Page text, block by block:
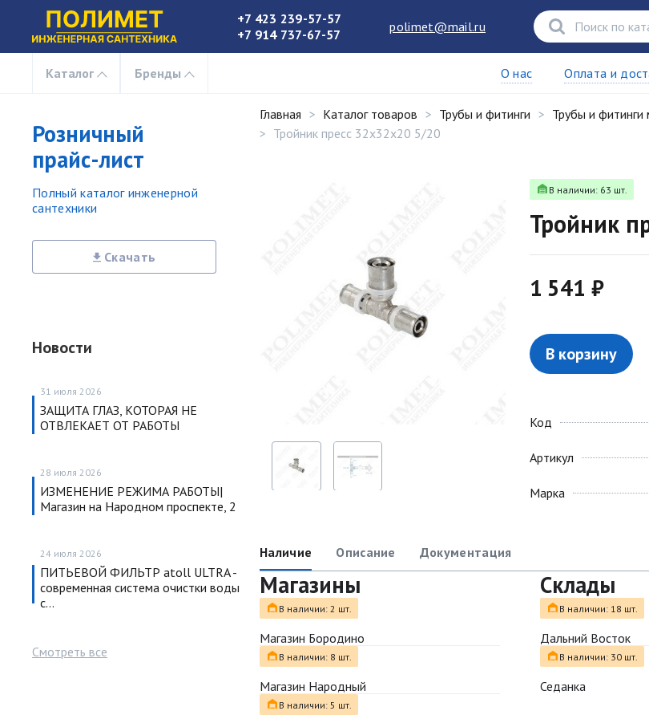
+7 423 239-57-57
+7 914 737-67-57
polimet@mail.ru
Каталог Бренды О нас Оплата и
Розничный
прайс-лист
Полный каталог инженерной
сантехники
Скачать
Новости
31 июля 2026
ЗАЩИТА ГЛАЗ, КОТОРАЯ НЕ
ОТВЛЕКАЕТ ОТ РАБОТЫ
28 июля 2026
ИЗМЕНЕНИЕ РЕЖИМА РАБОТЫ|
Магазин на Народном проспекте, 2
24 июля 2026
ПИТЬЕВОЙ ФИЛЬТР atoll ULTRA -
современная система очистки воды
с…
Смотреть все
Главная Каталог товаров Трубы и фитинги Трубы и
Тройник пресс 32х32х20 5/20
В наличии: 63 шт.
Тройник
1 541 ₽
В корзину
Код
Артикул
Марка
Наличие Описание Документация
Магазины
В наличии: 2 шт.
Магазин Бородино
В наличии: 8 шт.
Магазин Народный
В наличии: 5 шт.
Склады
В наличии: 18 шт.
Дальний Восток
В наличии: 30 шт.
Седанка